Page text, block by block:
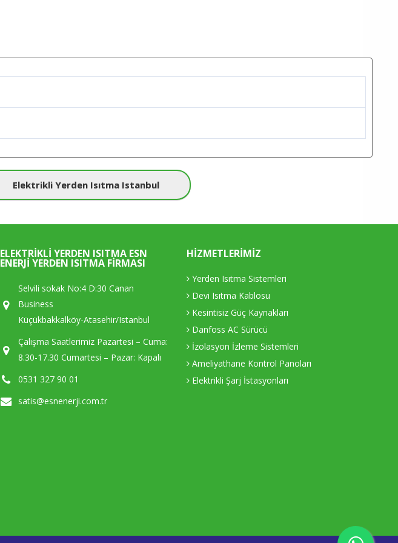
Elektrikli Yerden Isıtma Istanbul
ELEKTRIKLI YERDEN ISITMA ESN
ENERJI YERDEN ISITMA FIRMASI
Selvili sokak No:4 D:30 Canan
Business
Küçükbakkalköy-Atasehir/Istanbul
Çalışma Saatlerimiz Pazartesi – Cuma:
8.30-17.30 Cumartesi – Pazar: Kapalı
0531 327 90 01
satis@esnenerji.com.tr
HIZMETLERIMIZ
Yerden Isıtma Sistemleri
Devi Isıtma Kablosu
Kesintisiz Güç Kaynakları
Danfoss AC Sürücü
İzolasyon İzleme Sistemleri
Ameliyathane Kontrol Panoları
Elektrikli Şarj İstasyonları